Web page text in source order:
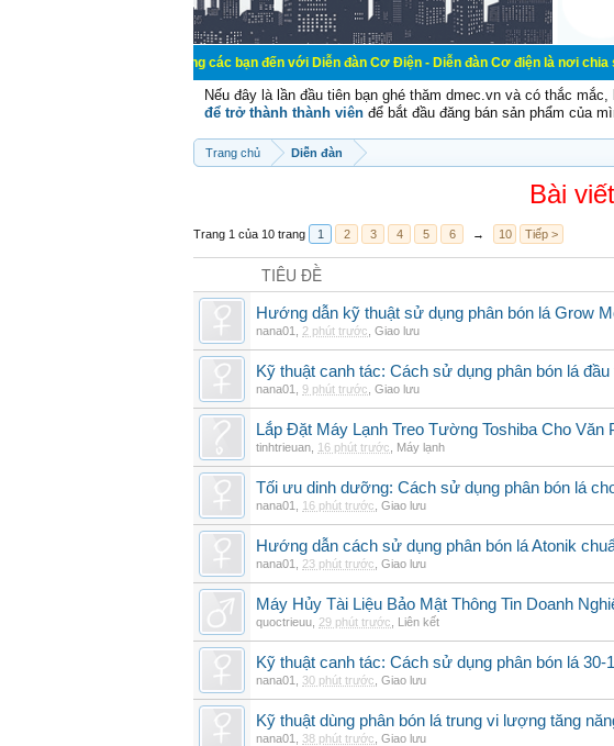
Chào mừng các bạn đến với Diễn đàn Cơ Điện - Diễn đàn Cơ điện là nơi chia sẽ kiến
Nếu đây là lần đầu tiên bạn ghé thăm dmec.vn và có thắc mắc,
để trở thành thành viên để bắt đầu đăng bán sản phẩm của
Trang chủ Diễn đàn
Bài
Trang 1 của 10 trang 1 2 3 4 5 6 → 10 Tiếp >
TIÊU ĐỀ
Hướng dẫn kỹ thuật sử dụng phân bón lá Grow
nana01 2 phút trước Giao lưu
Kỹ thuật canh tác: Cách sử dụng phân bón lá đầu
nana01 9 phút trước Giao lưu
Lắp Đặt Máy Lạnh Treo Tường Toshiba Cho Văn
tinhtrieuan 16 phút trước Máy lạnh
Tối ưu dinh dưỡng: Cách sử dụng phân bón lá
nana01 16 phút trước Giao lưu
Hướng dẫn cách sử dụng phân bón lá Atonik
nana01 23 phút trước Giao lưu
Máy Hủy Tài Liệu Bảo Mật Thông Tin Doanh
quoctrieuu 29 phút trước Liên kết
Kỹ thuật canh tác: Cách sử dụng phân bón lá 30-
nana01 30 phút trước Giao lưu
Kỹ thuật dùng phân bón lá trung vi lượng tăng
nana01 38 phút trước Giao lưu